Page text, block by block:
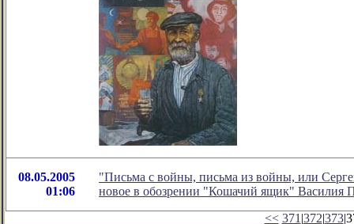
08.05.2005
01:06
"Письма с войны, письма из войны, или
новое в обозрении "Кошачий ящик" Василия
<< 371 |372|373